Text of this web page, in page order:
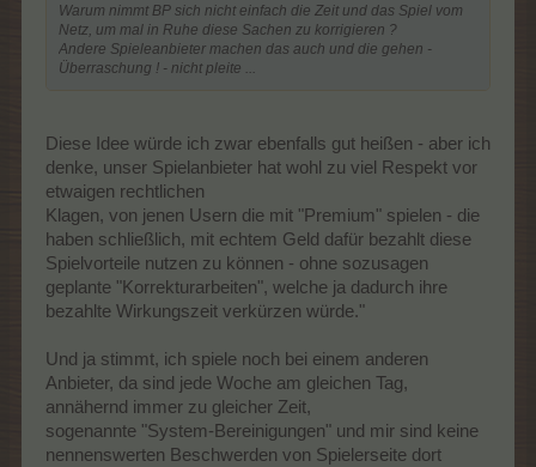
Warum nimmt BP sich nicht einfach die Zeit und das Spiel vom
Netz, um mal in Ruhe diese Sachen zu korrigieren ?
Andere Spieleanbieter machen das auch und die gehen -
Überraschung ! - nicht pleite ...
Diese Idee würde ich zwar ebenfalls gut heißen - aber ich
denke, unser Spielanbieter hat wohl zu viel Respekt vor
etwaigen rechtlichen
Klagen, von jenen Usern die mit "Premium" spielen - die
haben schließlich, mit echtem Geld dafür bezahlt diese
Spielvorteile nutzen zu können - ohne sozusagen
geplante "Korrekturarbeiten", welche ja dadurch ihre
bezahlte Wirkungszeit verkürzen würde."
Und ja stimmt, ich spiele noch bei einem anderen
Anbieter, da sind jede Woche am gleichen Tag,
annähernd immer zu gleicher Zeit,
sogenannte "System-Bereinigungen" und mir sind keine
nennenswerten Beschwerden von Spielerseite dort